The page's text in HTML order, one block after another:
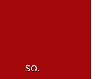
so.